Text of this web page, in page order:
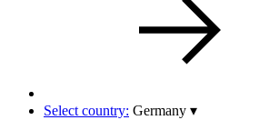
Select country: Germany ▾